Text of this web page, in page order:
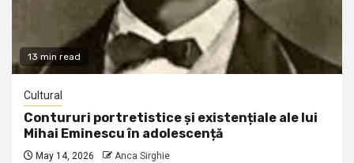
13 min read
Cultural
Contururi portretistice și existențiale ale lui
Mihai Eminescu în adolescență
May 14, 2026 Anca Sirghie